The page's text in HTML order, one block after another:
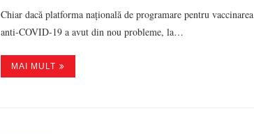
Chiar dacă platforma națională de programare pentru vaccinarea
anti-COVID-19 a avut din nou probleme, la…
MAI MULT